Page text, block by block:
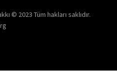
© 2023 Tüm hakları saklıdır.